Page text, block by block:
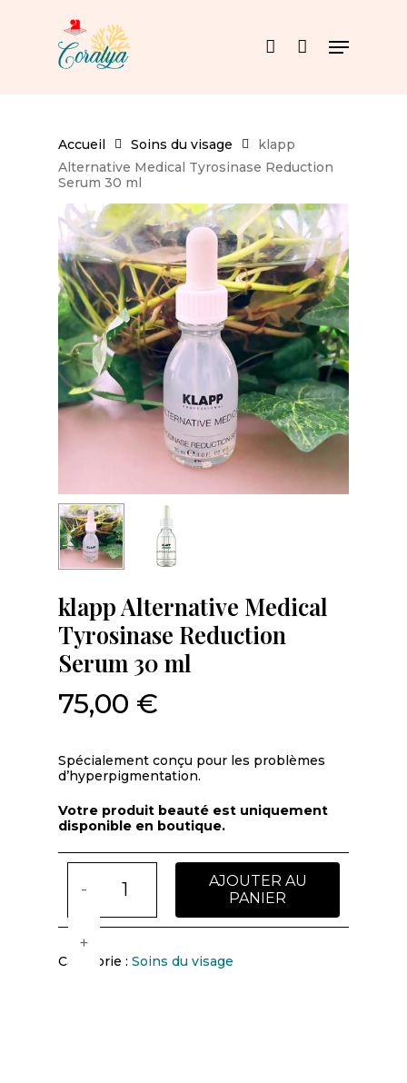
account Menu
Accueil Soins du visage
klapp
Alternative Medical Tyrosinase Reduction
Serum 30 ml
klapp Alternative Medical
Tyrosinase Reduction
Serum 30 ml
75,00 €
Spécialement conçu pour les problèmes
d’hyperpigmentation.
Votre produit beauté est uniquement
disponible en boutique.
AJOUTER AU
PANIER
Catégorie : Soins du visage